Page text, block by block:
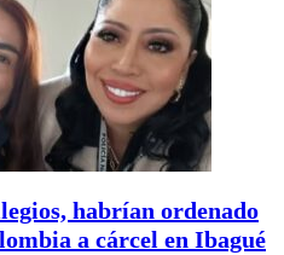
habrían ordenado
a cárcel en Ibagué